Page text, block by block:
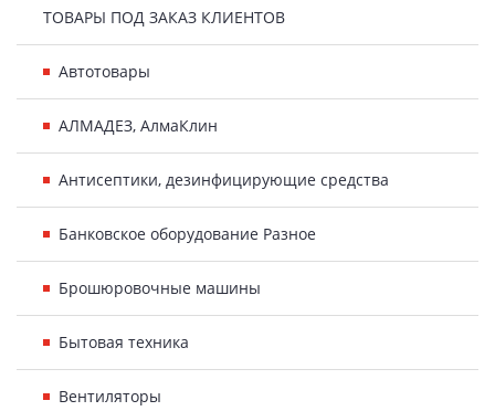
ТОВАРЫ ПОД ЗАКАЗ КЛИЕНТОВ
Автотовары
АЛМАДЕЗ, АлмаКлин
Антисептики, дезинфицирующие средства
Банковское оборудование Разное
Брошюровочные машины
Бытовая техника
Вентиляторы